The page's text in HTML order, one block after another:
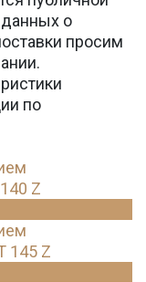
о
просим
по
Z
145 Z